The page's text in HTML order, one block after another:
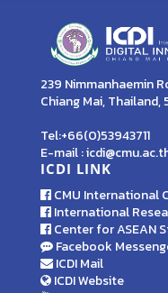
239 Nimmanhaemin
Chiang Mai,
Tel:+66(0)53943711
E-mail :
ICDI LINK
CMU International
International
Center for ASEAN
Facebook
ICDI Mail
ICDI Website